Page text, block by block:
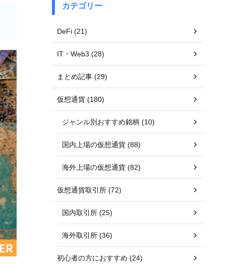
カテゴリー
DeFi (21)
IT・Web3 (28)
まとめ記事 (29)
仮想通貨 (180)
ジャンル別おすすめ銘柄 (10)
国内上場の仮想通貨 (88)
海外上場の仮想通貨 (82)
仮想通貨取引所 (72)
国内取引所 (25)
海外取引所 (36)
初心者の方におすすめ (24)